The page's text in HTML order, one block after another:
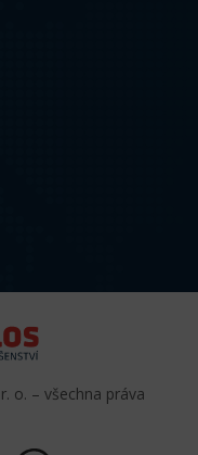
o. – všechna práva